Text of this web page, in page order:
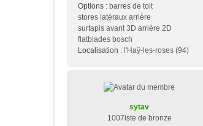
Options : barres de toit
stores latéraux arrière
surtapis avant 3D arrière 2D
flatblades bosch
Localisation : l'Haÿ-les-roses (94)
sytav
1007iste de bronze